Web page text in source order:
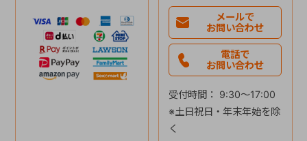
メールで
お問い合わせ
電話で
お問い合わせ
受付時間： 9:30～17:00
※土日祝日・年末年始を除
く